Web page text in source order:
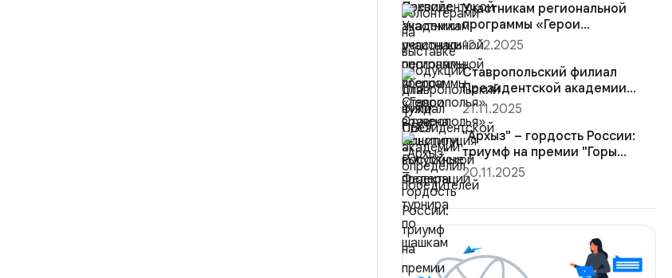
Участникам региональной
программы «Герои
Ставрополья» вручена
Конституция Ро...
12.12.2025
Ставропольский филиал
Президентской академии
определил победителей
турнира ...
21.11.2025
"Архыз" – гордость России:
триумф на премии "Горы
России"...
20.11.2025